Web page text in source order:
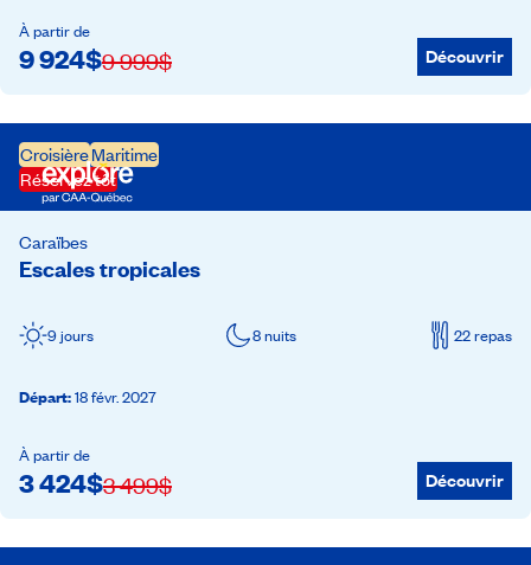
À partir de
9 999$
9 924$ Découvrir
CroisièreMaritime
Réservez tôt
Escales tropicales
Caraïbes
9 jours 8 nuits 22 repas
Départ:18 févr. 2027
À partir de
3 499$
3 424$ Découvrir